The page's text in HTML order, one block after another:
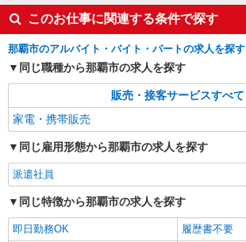
このお仕事に関連する条件で探す
那覇市のアルバイト・バイト・パートの求人を探す
同じ職種から那覇市の求人を探す
販売・接客サービスすべて
家電・携帯販売
同じ雇用形態から那覇市の求人を探す
派遣社員
同じ特徴から那覇市の求人を探す
即日勤務OK
履歴書不要